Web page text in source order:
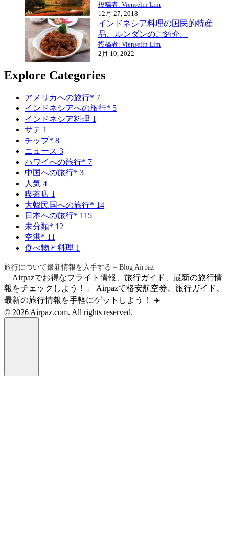
投稿者: Vienselin Lim
12月 27, 2018
インドネシア料理の国民的特産
品、ルンダンのご紹介。
投稿者: Vienselin Lim
2月 10, 2022
Explore Categories
アメリカへの旅行* 7
インドネシアへの旅行* 5
インドネシア料理 1
サテ 1
チップ* 8
ニュース 3
ハワイへの旅行* 7
中国への旅行* 3
人気 4
喫茶店 1
大韓民国への旅行* 14
日本への旅行* 115
未分類* 12
空港* 11
食べ物と料理 1
旅行について最新情報を入手する – Blog Airpaz
「Airpazでお得なフライト情報、旅行ガイド、最新の旅行情
報をチェックしよう！」 Airpazで格安航空券、旅行ガイド、
最新の旅行情報を手軽にゲットしよう！ ✈️
© 2026 Airpaz.com. All rights reserved.